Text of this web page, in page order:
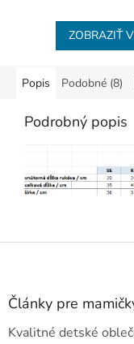
ZOBRAZIŤ
Popis Podobné (8)
Podrobný popis
Z
Články pre
Kvalitné detské